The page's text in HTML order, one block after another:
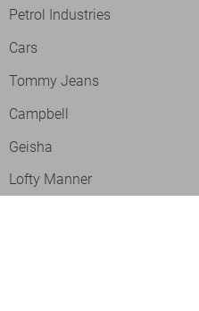
Petrol Industries
Cars
Tommy Jeans
Campbell
Geisha
Lofty Manner